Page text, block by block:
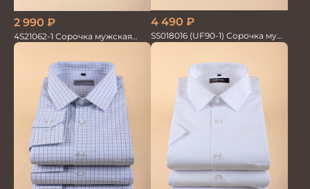
2 990 ₽
4S21062-1 Сорочка мужская
кор.рукав
4 490 ₽
SS018016 (UF90-1) Сорочка муж.
GROSTYLE TRENDY